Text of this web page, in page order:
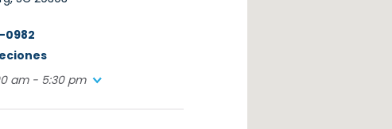
0982
am - 5:30 pm